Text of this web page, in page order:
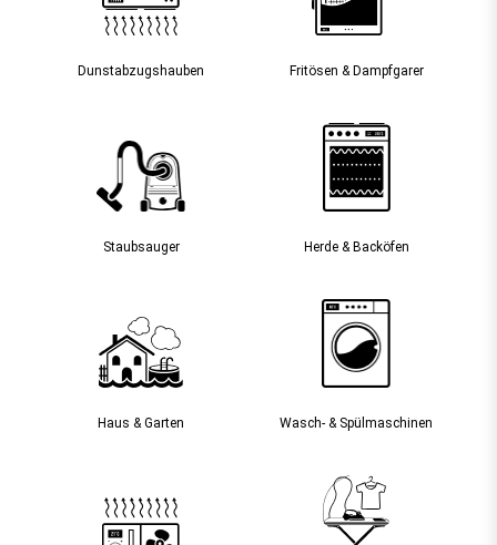
Dunst­abzugs­hauben Fritösen & Dampfgarer
Staubsauger­ Herde & Backöfen
Haus & Garten Wasch- & Spülmaschinen